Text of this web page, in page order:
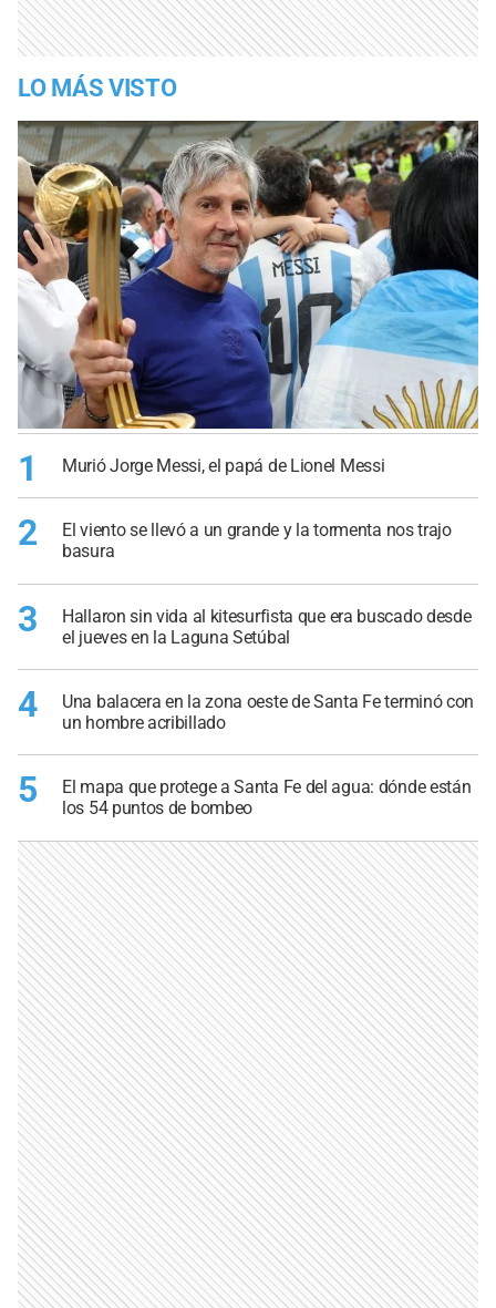
LO MÁS VISTO
1 Murió Jorge Messi, el papá de Lionel Messi
2
El viento se llevó a un grande y la tormenta nos trajo
basura
3
Hallaron sin vida al kitesurfista que era buscado desde
el jueves en la Laguna Setúbal
4
Una balacera en la zona oeste de Santa Fe terminó con
un hombre acribillado
5
El mapa que protege a Santa Fe del agua: dónde están
los 54 puntos de bombeo